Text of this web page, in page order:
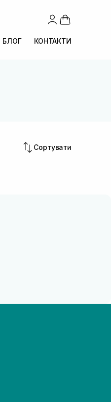
БЛОГ КОНТАКТИ
Сортувати